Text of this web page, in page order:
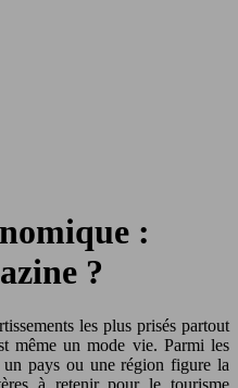
:
?
les plus prisés partout
même un mode vie. Parmi les
un pays ou une région figure la
à retenir pour le tourisme